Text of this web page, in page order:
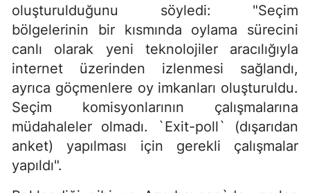
oluşturulduğunu söyledi: "Seçim
bölgelerinin bir kısmında oylama sürecini
canlı olarak yeni teknolojiler aracılığıyla
internet üzerinden izlenmesi sağlandı,
ayrıca göçmenlere oy imkanları oluşturuldu.
Seçim komisyonlarının çalışmalarına
müdahaleler olmadı. `Exit-poll` (dışarıdan
anket) yapılması için gerekli çalışmalar
yapıldı".